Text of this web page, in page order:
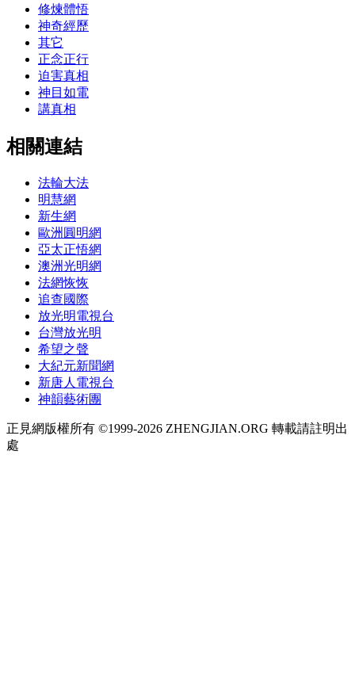
修煉體悟
神奇經歷
其它
正念正行
迫害真相
神目如電
講真相
相關連結
法輪大法
明慧網
新生網
歐洲圓明網
亞太正悟網
澳洲光明網
法網恢恢
追查國際
放光明電視台
台灣放光明
希望之聲
大紀元新聞網
新唐人電視台
神韻藝術團
正見網版權所有 ©1999-2026 ZHENGJIAN.ORG 轉載請註明出
處